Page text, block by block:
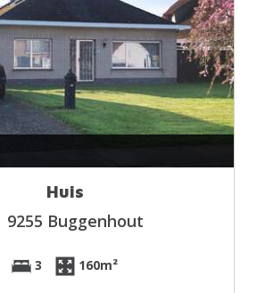
Huis
9255 Buggenhout
3 160m²